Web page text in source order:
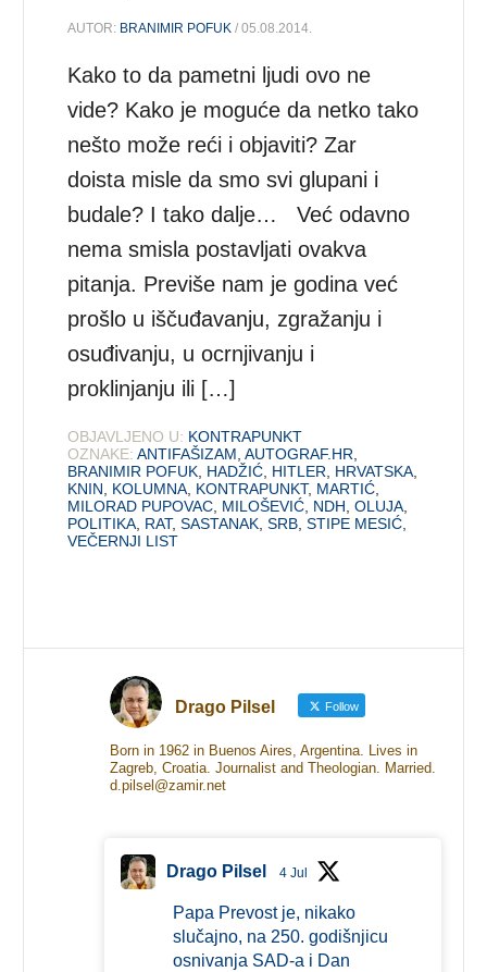
AUTOR: BRANIMIR POFUK / 05.08.2014.
Kako to da pametni ljudi ovo ne
vide? Kako je moguće da netko tako
nešto može reći i objaviti? Zar
doista misle da smo svi glupani i
budale? I tako dalje… Već odavno
nema smisla postavljati ovakva
pitanja. Previše nam je godina već
prošlo u iščuđavanju, zgražanju i
osuđivanju, u ocrnjivanju i
proklinjanju ili […]
OBJAVLJENO U: KONTRAPUNKT
OZNAKE: ANTIFAŠIZAM ,AUTOGRAF.HR
BRANIMIR POFUK HADŽIĆ HITLER HRVATSKA
KNIN
KOLUMNA KONTRAPUNKT, MARTIĆ
MILORAD PUPOVAC MILOŠEVIĆ NDH ,OLUJA
POLITIKA RAT,SASTANAK ,SRB ,STIPE MESIĆ
VEČERNJI LIST
Drago Pilsel Follow
Born in 1962 in Buenos Aires, Argentina. Lives in
Zagreb, Croatia. Journalist and Theologian. Married.
d.pilsel@zamir.net
Drago Pilsel 4 Jul
Papa Prevost je, nikako
slučajno, na 250. godišnjicu
osnivanja SAD-a i Dan